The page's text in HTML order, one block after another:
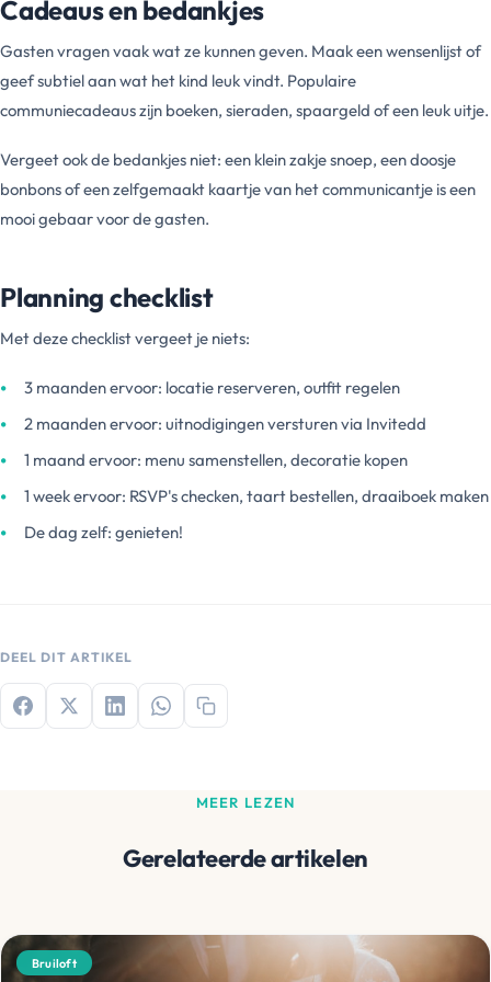
Cadeaus en bedankjes
Gasten vragen vaak wat ze kunnen geven. Maak een wensenlijst of
geef subtiel aan wat het kind leuk vindt. Populaire
communiecadeaus zijn boeken, sieraden, spaargeld of een leuk uitje.
Vergeet ook de bedankjes niet: een klein zakje snoep, een doosje
bonbons of een zelfgemaakt kaartje van het communicantje is een
mooi gebaar voor de gasten.
Planning checklist
Met deze checklist vergeet je niets:
3 maanden ervoor: locatie reserveren, outfit regelen
2 maanden ervoor: uitnodigingen versturen via Invitedd
1 maand ervoor: menu samenstellen, decoratie kopen
1 week ervoor: RSVP's checken, taart bestellen, draaiboek maken
De dag zelf: genieten!
DEEL DIT ARTIKEL
MEER LEZEN
Gerelateerde artikelen
Bruiloft